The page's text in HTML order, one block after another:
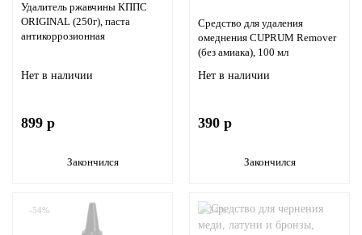
Удалитель ржавчины КППС
ORIGINAL (250г), паста
антикоррозионная
Нет в наличии
899 р
Закончился
Средство для удаления
омеднения CUPRUM Remover
(без амиака), 100 мл
Нет в наличии
390 р
Закончился
-54% -54%